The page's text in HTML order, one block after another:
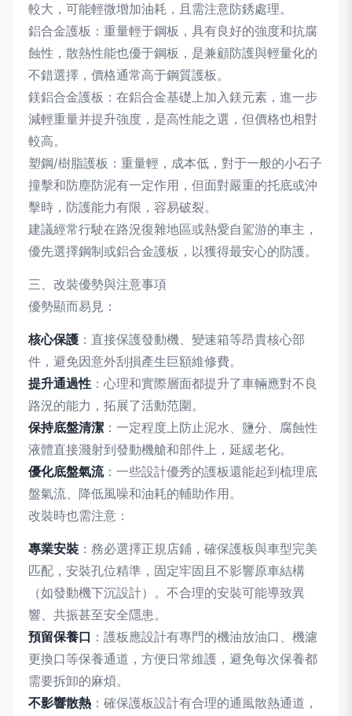
較大，可能輕微增加油耗，且需注意防銹處理。
鋁合金護板：重量輕于鋼板，具有良好的強度和抗腐
蝕性，散熱性能也優于鋼板，是兼顧防護與輕量化的
不錯選擇，價格通常高于鋼質護板。
鎂鋁合金護板：在鋁合金基礎上加入鎂元素，進一步
減輕重量并提升強度，是高性能之選，但價格也相對
較高。
塑鋼/樹脂護板：重量輕，成本低，對于一般的小石子
撞擊和防塵防泥有一定作用，但面對嚴重的托底或沖
擊時，防護能力有限，容易破裂。
建議經常行駛在路況復雜地區或熱愛自駕游的車主，
優先選擇鋼制或鋁合金護板，以獲得最安心的防護。
三、改裝優勢與注意事項
優勢顯而易見：
核心保護 ：直接保護發動機、變速箱等昂貴核心部
件，避免因意外刮損產生巨額維修費。
提升通過性 ：心理和實際層面都提升了車輛應對不良
路況的能力，拓展了活動范圍。
保持底盤清潔 ：一定程度上防止泥水、鹽分、腐蝕性
液體直接濺射到發動機艙和部件上，延緩老化。
優化底盤氣流：一些設計優秀的護板還能起到梳理底
盤氣流、降低風噪和油耗的輔助作用。
改裝時也需注意：
專業安裝 ：務必選擇正規店鋪，確保護板與車型完美
匹配，安裝孔位精準，固定牢固且不影響原車結構
（如發動機下沉設計）。不合理的安裝可能導致異
響、共振甚至安全隱患。
預留保養口 ：護板應設計有專門的機油放油口、機濾
更換口等保養通道，方便日常維護，避免每次保養都
需要拆卸的麻煩。
不影響散熱 ：確保護板設計有合理的通風散熱通道，